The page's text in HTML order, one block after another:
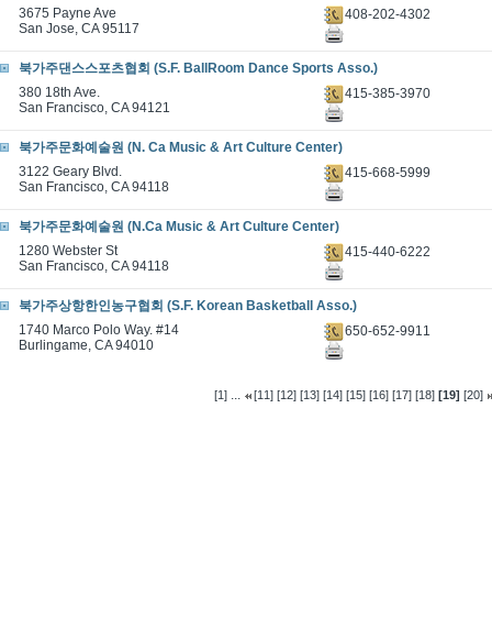
3675 Payne Ave
San Jose, CA 95117
408-202-4302
북가주댄스스포츠협회 (S.F. BallRoom Dance Sports Asso.)
380 18th Ave.
San Francisco, CA 94121
415-385-3970
북가주문화예술원 (N. Ca Music & Art Culture Center)
3122 Geary Blvd.
San Francisco, CA 94118
415-668-5999
북가주문화예술원 (N.Ca Music & Art Culture Center)
1280 Webster St
San Francisco, CA 94118
415-440-6222
북가주상항한인농구협회 (S.F. Korean Basketball Asso.)
1740 Marco Polo Way. #14
Burlingame, CA 94010
650-652-9911
[1] ... [11] [12] [13] [14] [15] [16] [17] [18] [19] [20]